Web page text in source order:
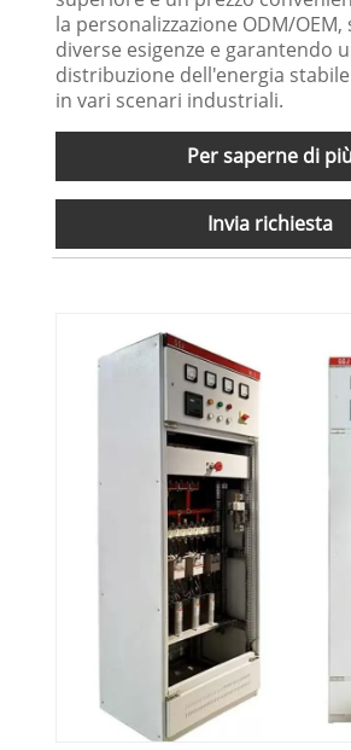
la personalizzazione ODM/
diverse esigenze e garantendo
distribuzione dell'energia
in vari scenari industriali.
Per saperne di più
Invia richiesta